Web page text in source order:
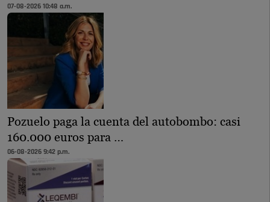
07-08-2026 10:48 a.m.
Pozuelo paga la cuenta del autobombo: casi
160.000 euros para …
06-08-2026 9:42 p.m.